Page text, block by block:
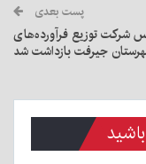
پست بعدی
شرکت توزیع فرآورده‌های
جیرفت بازداشت شد